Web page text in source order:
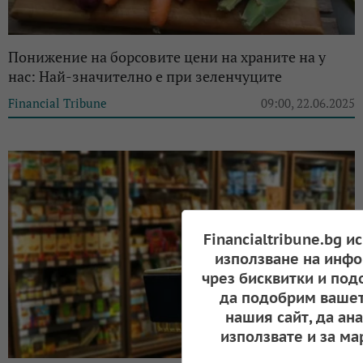
Понижение на борсовите цени на храните на у
нас: Най-значително е при зеленчуците
Financial Tribune 09:00, 22.06.2025
Financialtribune.bg
използване на
чрез бисквитки и
да подобрим
нашия сайт, да
използвате и за